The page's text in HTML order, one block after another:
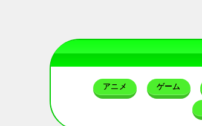
アニメ ゲーム